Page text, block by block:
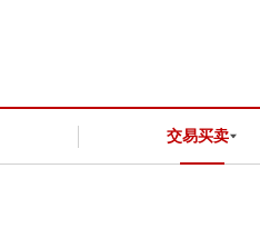
交易买卖